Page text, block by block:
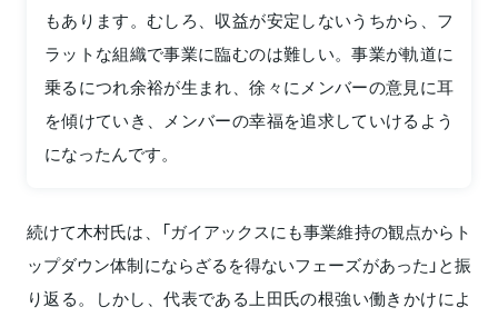
もあります。むしろ、収益が安定しないうちから、フ
ラットな組織で事業に臨むのは難しい。事業が軌道に
乗るにつれ余裕が生まれ、徐々にメンバーの意見に耳
を傾けていき、メンバーの幸福を追求していけるよう
になったんです。
続けて木村氏は、「ガイアックスにも事業維持の観点からト
ップダウン体制にならざるを得ないフェーズがあった」と振
り返る。しかし、代表である上田氏の根強い働きかけによ